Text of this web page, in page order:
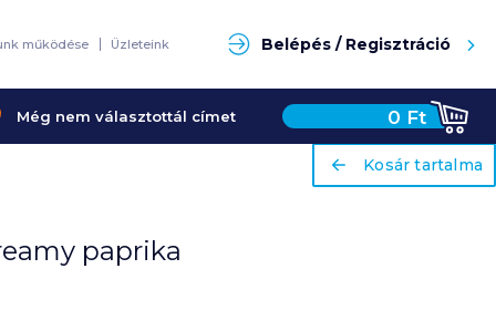
működése Üzleteink Belépés / Regisztráció
Még nem választottál címet 0 Ft
ariaLabel
Kosár tartalma
paprika